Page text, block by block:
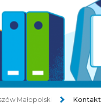
Małopolski Kontakt